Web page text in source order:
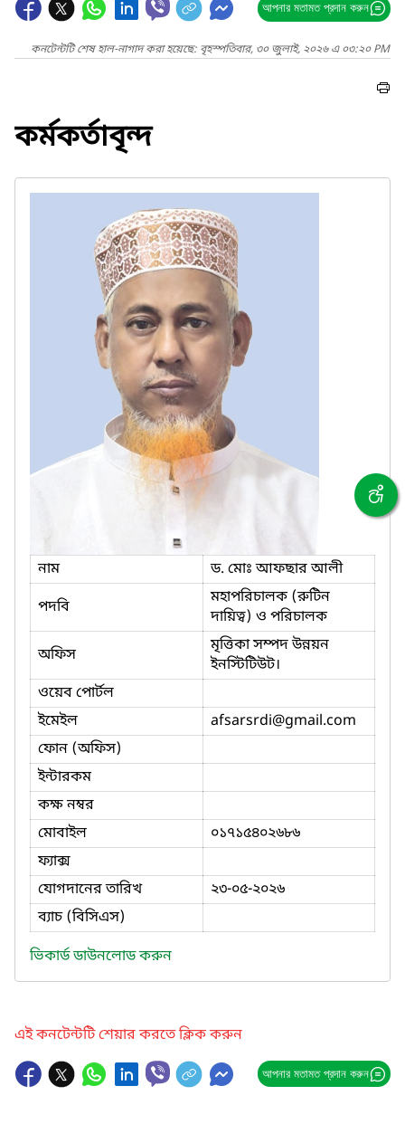
আপনার মতামত প্রদান করুন
কনটেন্টটি শেষ হাল-নাগাদ করা হয়েছে: বৃহস্পতিবার, ৩০ জুলাই, ২০২৬ এ ০৩:২০ PM
কর্মকর্তাবৃন্দ
নাম
ড. মোঃ আফছার আলী
পদবি
মহাপরিচালক (রুটিন
দায়িত্ব) ও পরিচালক
অফিস
মৃত্তিকা সম্পদ উন্নয়ন
ইনস্টিটিউট।
ওয়েব পোর্টল
ইমেইল
afsarsrdi@gmail.com
ফোন (অফিস)
ইন্টারকম
কক্ষ নম্বর
মোবাইল
০১৭১৫৪০২৬৮৬
ফ্যাক্স
যোগদানের তারিখ
২৩-০৫-২০২৬
ব্যাচ (বিসিএস)
ভিকার্ড ডাউনলোড করুন
এই কনটেন্টটি শেয়ার করতে ক্লিক করুন
আপনার মতামত প্রদান করুন